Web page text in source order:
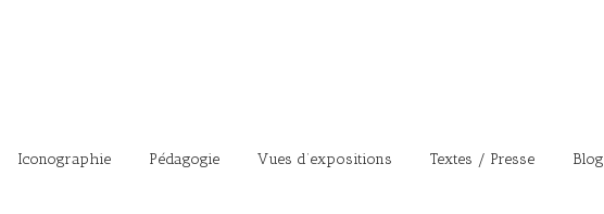
Iconographie Pédagogie Vues d’expositions Textes / Presse Blog